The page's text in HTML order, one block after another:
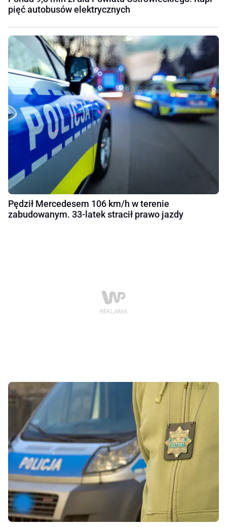
pięć autobusów elektrycznych
Pędził Mercedesem 106 km/h w terenie
zabudowanym. 33-latek stracił prawo jazdy